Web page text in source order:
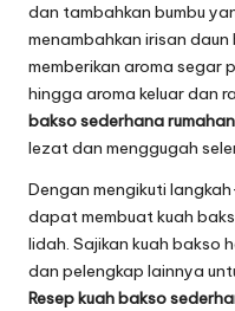
dan tambahkan bumbu
menambahkan irisan
memberikan aroma segar
hingga aroma keluar dan
bakso sederhana rumahan
lezat dan menggugah
Dengan mengikuti
dapat membuat kuah
lidah. Sajikan kuah bakso
dan pelengkap lainnya
Resep kuah bakso